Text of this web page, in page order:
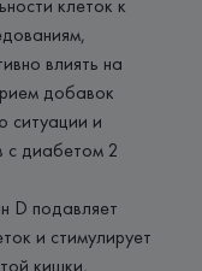
клеток к
влиять на
добавок
ситуации и
с диабетом 2
D подавляет
и стимулирует
кишки,